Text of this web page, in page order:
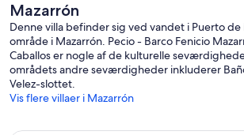
Mazarrón
Denne villa befinder sig ved vandet i Puerto de
område i Mazarrón. Pecio - Barco Fenicio
Caballos er nogle af de kulturelle
områdets andre seværdigheder inkluderer
Velez-slottet.
Vis flere villaer i Mazarrón